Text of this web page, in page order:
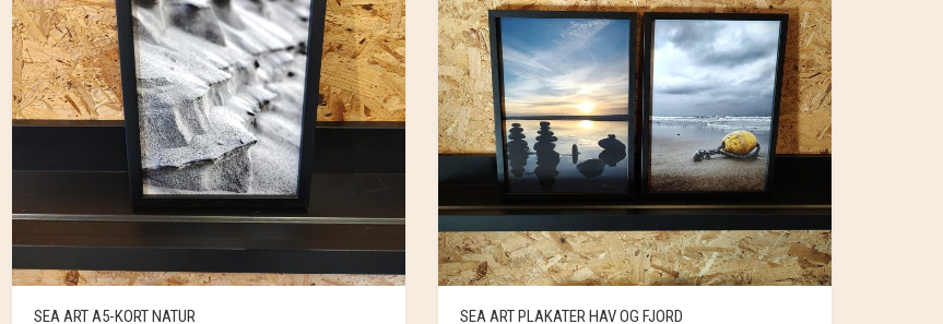
SEA ART A5-KORT NATUR SEA ART PLAKATER HAV OG FJORD